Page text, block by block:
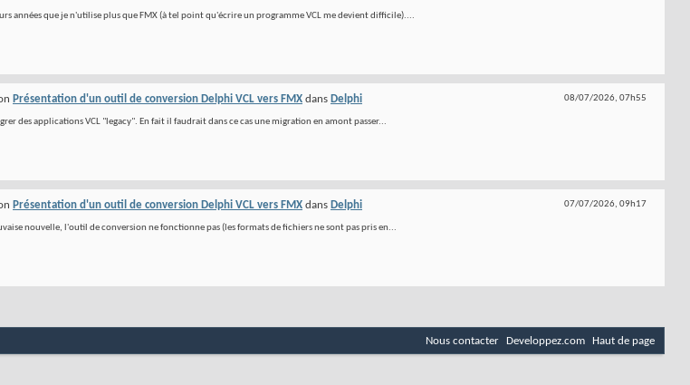
années que je n'utilise plus que FMX (à tel point qu'écrire un programme VCL me devient difficile)....
08/07/2026, 07h55
Présentation d'un outil de conversion Delphi VCL vers FMX dans Delphi
des applications VCL "legacy". En fait il faudrait dans ce cas une migration en amont passer...
07/07/2026, 09h17
Présentation d'un outil de conversion Delphi VCL vers FMX dans Delphi
nouvelle, l'outil de conversion ne fonctionne pas (les formats de fichiers ne sont pas pris en...
Nous contacter Developpez.com Haut de page